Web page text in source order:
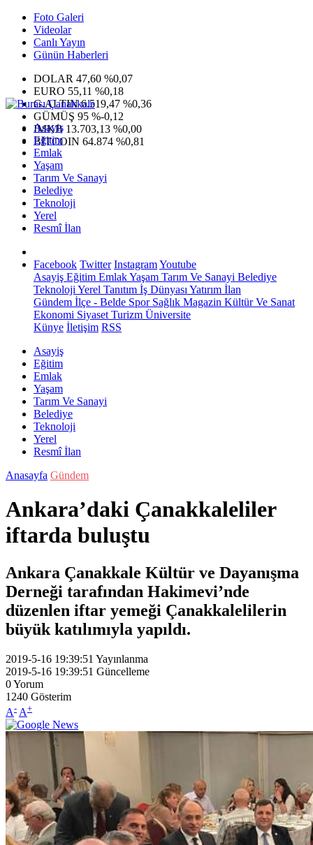
Foto Galeri
Videolar
Canlı Yayın
Günün Haberleri
DOLAR 47,60 %0,07
EURO 55,11 %0,18
G.ALTIN6.519,47 %0,36
GÜMÜŞ 95 %-0,12
IMKB 13.703,13 %0,00
BITCOIN 64.874 %0,81
Asayiş
Eğitim
Emlak
Yaşam
Tarım Ve Sanayi
Belediye
Teknoloji
Yerel
Resmî İlan
Facebook Twitter InstagramYoutube
Asayiş Eğitim EmlakYaşam Tarım Ve Sanayi Belediye
Teknoloji Yerel Tanıtım İş Dünyası Yatırım İlan
Gündem İlçe - Belde SporSağlık Magazin Kültür Ve Sanat
Ekonomi Siyaset Turizm Üniversite
Künye İletişim RSS
Asayiş
Eğitim
Emlak
Yaşam
Tarım Ve Sanayi
Belediye
Teknoloji
Yerel
Resmî İlan
Anasayfa Gündem
Ankara’daki Çanakkaleliler
iftarda buluştu
Ankara Çanakkale Kültür ve Dayanışma
Derneği tarafından Hakimevi’nde
düzenlen iftar yemeği Çanakkalelilerin
büyük katılımıyla yapıldı.
2019-5-16 19:39:51 Yayınlanma
2019-5-16 19:39:51 Güncelleme
0Yorum
1240 Gösterim
A- A+